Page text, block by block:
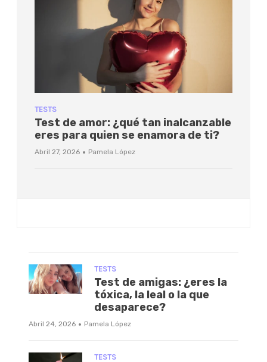
TESTS
Test de amor: ¿qué tan inalcanzable
eres para quien se enamora de ti?
Abril 27, 2026 · Pamela López
TESTS
Test de amigas: ¿eres la
tóxica, la leal o la que
desaparece?
Abril 24, 2026 · Pamela López
TESTS